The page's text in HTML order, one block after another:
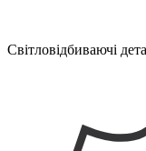
Світловідбиваючі